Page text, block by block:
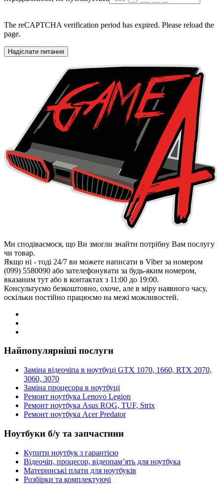
The reCAPTCHA verification period has expired. Please reload the
page.
Ми сподіваємося, що Ви змогли знайти потрібну Вам послугу
чи товар.
Якщо ні - тоді 24/7 ви можете написати в Viber за номером
(099) 5580090 або зателефонувати за будь-яким номером,
вказаним тут або в контактах з 11:00 до 19:00.
Консультуємо безкоштовно, охоче, але в міру наявного часу,
оскільки постійно працюємо на межі можливостей.
Найпопулярніші послуги
Заміна відеочіпа в ноутбуці GTX 1070, 1660, RTX 2070,
3060, 3070
Заміна процесора в ноутбуці
Ремонт ноутбука Lenovo Legion
Ремонт ноутбука Asus ROG, TUF, Strix
Ремонт ноутбука Acer Predator
Ноутбуки б/у та запчастини
Купити ноутбук з гарантією
Відеочіп, процесор, відеопам’ять для ноутбука
Материнські плати для ноутбуків
Розбірки та комплектуючі